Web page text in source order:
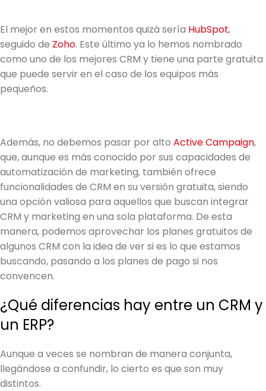
El mejor en estos momentos quizá sería HubSpot,
seguido de Zoho. Este último ya lo hemos nombrado
como uno de los mejores CRM y tiene una parte gratuita
que puede servir en el caso de los equipos más
pequeños.
Además, no debemos pasar por alto Active Campaign,
que, aunque es más conocido por sus capacidades de
automatización de marketing, también ofrece
funcionalidades de CRM en su versión gratuita, siendo
una opción valiosa para aquellos que buscan integrar
CRM y marketing en una sola plataforma. De esta
manera, podemos aprovechar los planes gratuitos de
algunos CRM con la idea de ver si es lo que estamos
buscando, pasando a los planes de pago si nos
convencen.
¿Qué diferencias hay entre un CRM y
un ERP?
Aunque a veces se nombran de manera conjunta,
llegándose a confundir, lo cierto es que son muy
distintos.